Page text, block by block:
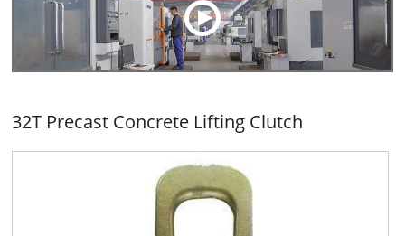
32T Precast Concrete Lifting Clutch